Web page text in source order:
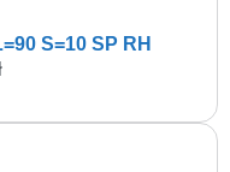
S=10 SP RH